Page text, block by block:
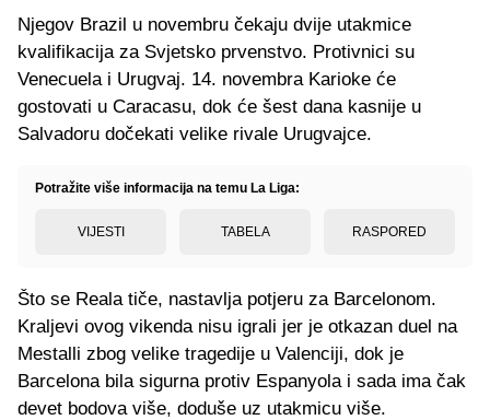
Njegov Brazil u novembru čekaju dvije utakmice
kvalifikacija za Svjetsko prvenstvo. Protivnici su
Venecuela i Urugvaj. 14. novembra Karioke će
gostovati u Caracasu, dok će šest dana kasnije u
Salvadoru dočekati velike rivale Urugvajce.
Potražite više informacija na temu La Liga:
VIJESTI TABELA RASPORED
Što se Reala tiče, nastavlja potjeru za Barcelonom.
Kraljevi ovog vikenda nisu igrali jer je otkazan duel na
Mestalli zbog velike tragedije u Valenciji, dok je
Barcelona bila sigurna protiv Espanyola i sada ima čak
devet bodova više, doduše uz utakmicu više.